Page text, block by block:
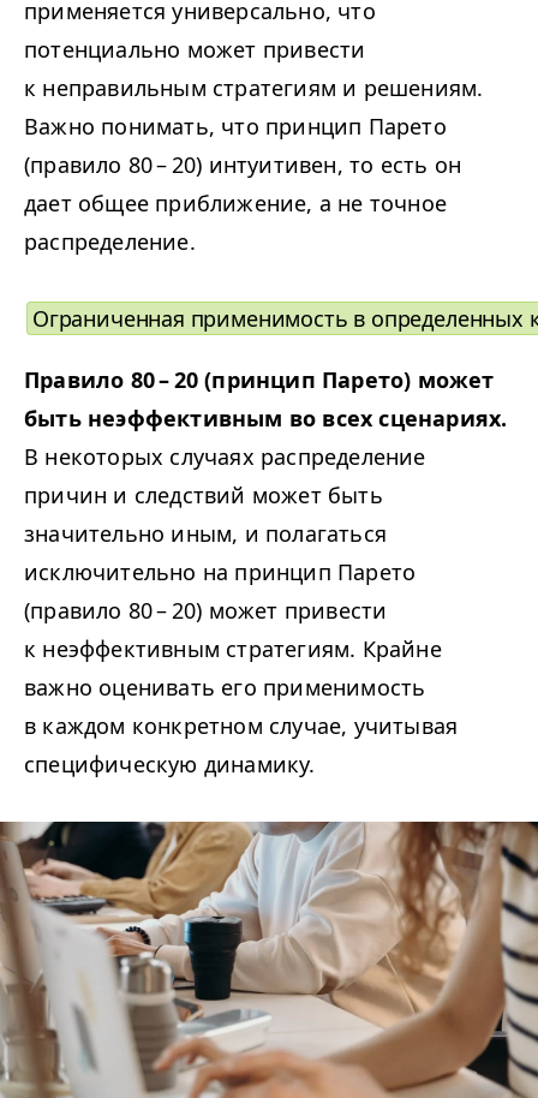
применяется универсально, что
потенциально может привести
к неправильным стратегиям и решениям.
Важно понимать, что принцип Парето
(правило 80 – 20) интуитивен, то есть он
дает общее приближение, а не точное
распределение.
Ограниченная применимость в определенных
Правило 80 – 20 (принцип Парето) может
быть неэффективным во всех сценариях.
В некоторых случаях распределение
причин и следствий может быть
значительно иным, и полагаться
исключительно на принцип Парето
(правило 80 – 20) может привести
к неэффективным стратегиям. Крайне
важно оценивать его применимость
в каждом конкретном случае, учитывая
специфическую динамику.